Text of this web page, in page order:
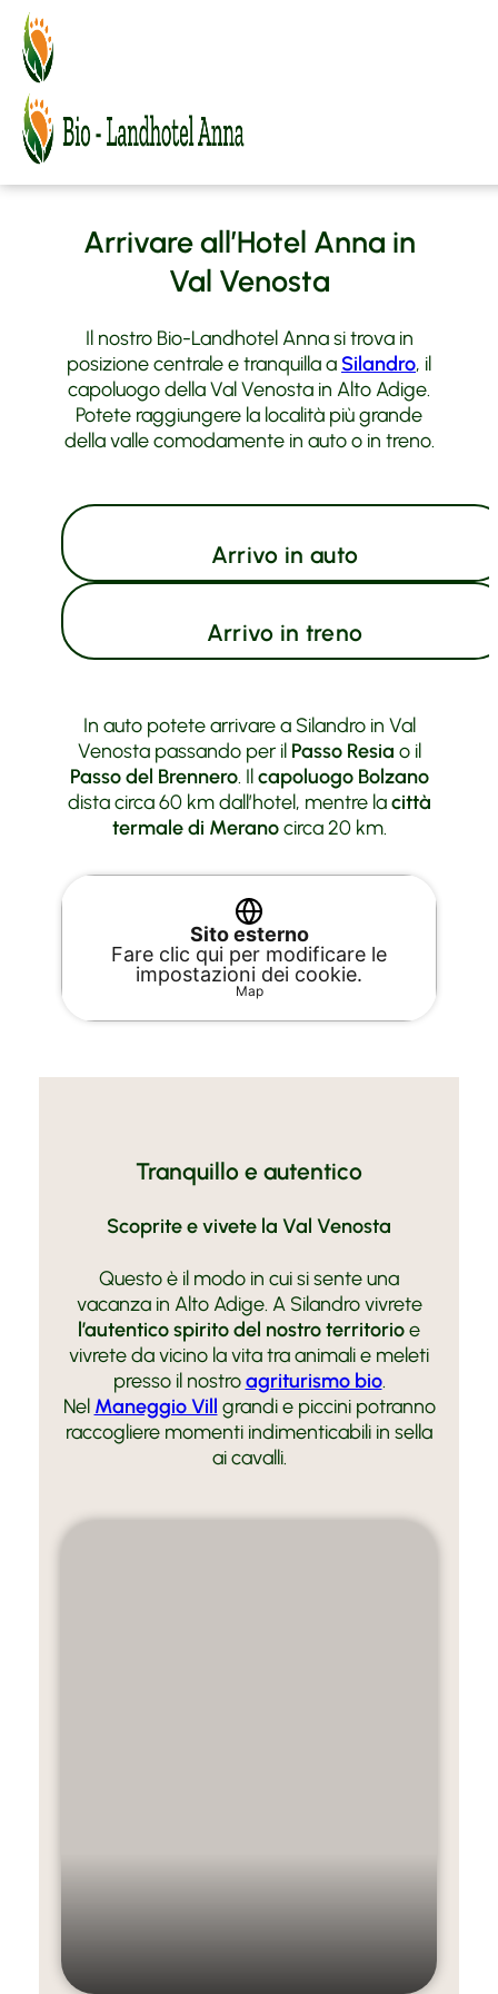
BIO-Landhotel Anna
Atmosfera
Camere e offerte
Prezzi e informazioni
Richiesta
Vacanza in Val Venosta
Vacanza attiva
Arte e Cultura
Maneggio Vill
Moto Fun Anna
BMW Testridecenter
Honda
Tour consigliati
Contatto e Arrivo
Meteo
Il vostro arrivo a
Arrivare all’Hotel Anna in
Val Venosta
Il nostro Bio-Landhotel Anna si trova in
posizione centrale e tranquilla a Silandro, il
capoluogo della Val Venosta in Alto Adige.
Potete raggiungere la località più grande
della valle comodamente in auto o in treno.
Arrivo in auto
Arrivo in treno
In auto potete arrivare a Silandro in Val
Venosta passando per il Passo Resia o il
Passo del Brennero. Ilcapoluogo Bolzano
dista circa 60 km dall’hotel, mentre lacittà
termale di Meranocirca 20 km.
Sito esterno
Fare clic qui per modificare le
impostazioni dei cookie.
Map
Tranquillo e autentico
Scoprite e vivete la Val Venosta
Questo è il modo in cui si sente una
vacanza in Alto Adige. A Silandro vivrete
l’autentico spirito del nostro territorioe
vivrete da vicino la vita tra animali e meleti
presso il nostroagriturismo bio.
Nel Maneggio Vill grandi e piccini potranno
raccogliere momenti indimenticabili in sella
ai cavalli.